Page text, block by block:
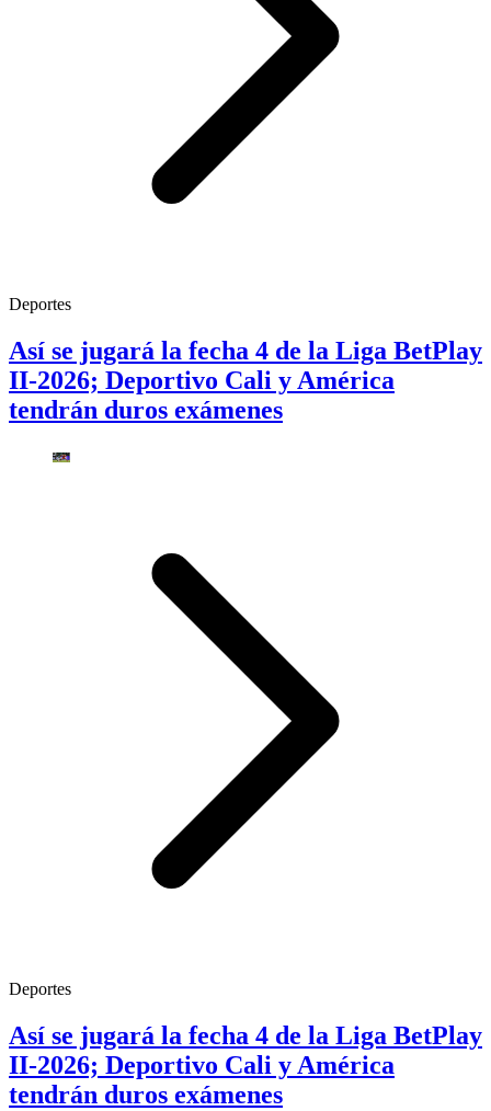
Deportes
Así se jugará la fecha 4 de la Liga BetPlay
II-2026; Deportivo Cali y América
tendrán duros exámenes
Deportes
Así se jugará la fecha 4 de la Liga BetPlay
II-2026; Deportivo Cali y América
tendrán duros exámenes